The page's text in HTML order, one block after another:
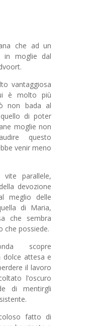
che ad un
in moglie dal
vantaggiosa
è molto più
non bada al
di poter
moglie non
questo
venir meno
parallele,
devozione
meglio delle
di Maria,
che sembra
che possiede.
scopre
dolce attesa e
il lavoro
l’oscuro
di mentirgli
fatto di